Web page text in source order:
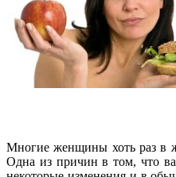
Многие женщины хоть раз в
Одна из причин в том, что